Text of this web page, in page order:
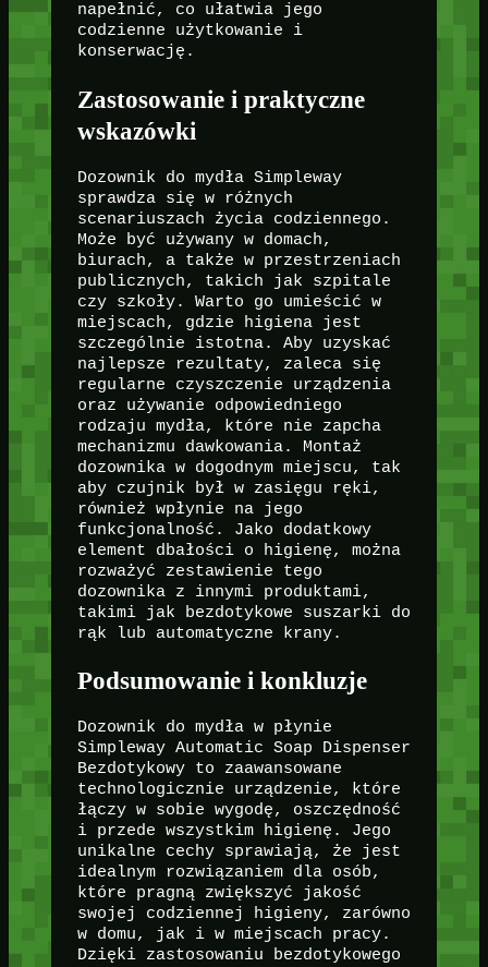
napełnić, co ułatwia jego
codzienne użytkowanie i
konserwację.
Zastosowanie i praktyczne
wskazówki
Dozownik do mydła Simpleway
sprawdza się w różnych
scenariuszach życia codziennego.
Może być używany w domach,
biurach, a także w przestrzeniach
publicznych, takich jak szpitale
czy szkoły. Warto go umieścić w
miejscach, gdzie higiena jest
szczególnie istotna. Aby uzyskać
najlepsze rezultaty, zaleca się
regularne czyszczenie urządzenia
oraz używanie odpowiedniego
rodzaju mydła, które nie zapcha
mechanizmu dawkowania. Montaż
dozownika w dogodnym miejscu, tak
aby czujnik był w zasięgu ręki,
również wpłynie na jego
funkcjonalność. Jako dodatkowy
element dbałości o higienę, można
rozważyć zestawienie tego
dozownika z innymi produktami,
takimi jak bezdotykowe suszarki do
rąk lub automatyczne krany.
Podsumowanie i konkluzje
Dozownik do mydła w płynie
Simpleway Automatic Soap Dispenser
Bezdotykowy to zaawansowane
technologicznie urządzenie, które
łączy w sobie wygodę, oszczędność
i przede wszystkim higienę. Jego
unikalne cechy sprawiają, że jest
idealnym rozwiązaniem dla osób,
które pragną zwiększyć jakość
swojej codziennej higieny, zarówno
w domu, jak i w miejscach pracy.
Dzięki zastosowaniu bezdotykowego